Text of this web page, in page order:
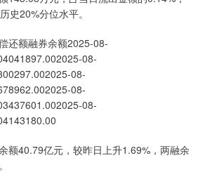
史20%分位水平。
还额融券余额2025-08-
08-
08-
08-
08-
额40.79亿元，较昨日上升1.69%，两融余